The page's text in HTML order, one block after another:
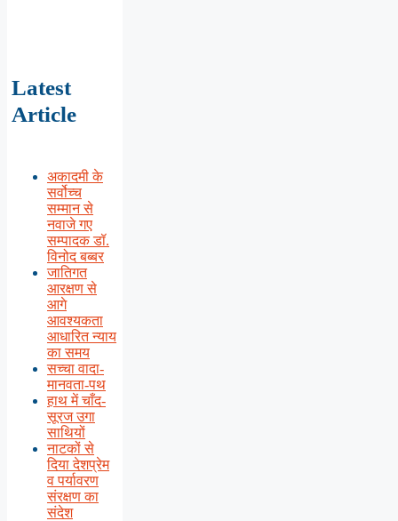
Latest
Article
अकादमी के
सर्वोच्च
सम्मान से
नवाजे गए
सम्पादक डॉ.
विनोद बब्बर
जातिगत
आरक्षण से
आगे
आवश्यकता
आधारित न्याय
का समय
सच्चा वादा-
मानवता-पथ
हाथ में चाँद-
सूरज उगा
साथियों
नाटकों से
दिया देशप्रेम
व पर्यावरण
संरक्षण का
संदेश